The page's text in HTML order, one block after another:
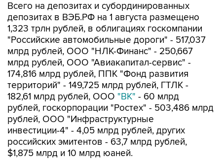
Всего на депозитах и субординированных
депозитах в ВЭБ.РФ на 1 августа размещено
1,323 трлн рублей, в облигациях госкомпании
"Российские автомобильные дороги" - 517,037
млрд рублей, ООО "НЛК-Финанс" - 250,667
млрд рублей, ООО "Авиакапитал-сервис" -
174,816 млрд рублей, ППК "Фонд развития
территорий" - 149,725 млрд рублей, ГТЛК -
182,61 млрд рублей, ООО "ВК" - 60 млрд
рублей, госкорпорации "Ростех" - 503,486 млрд
рублей, ООО "Инфраструктурные
инвестиции-4" - 4,05 млрд рублей, других
российских эмитентов - 63,7 млрд рублей,
$1,875 млрд и 10 млрд юаней.